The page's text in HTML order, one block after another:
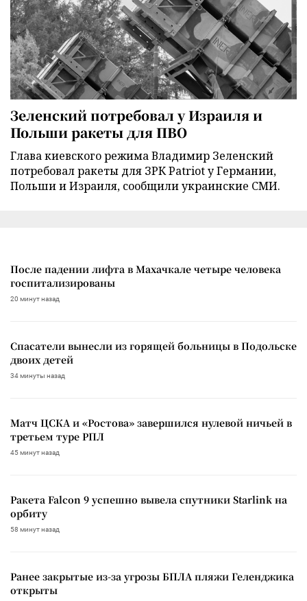
Зеленский потребовал у Израиля и
Польши ракеты для ПВО
Глава киевского режима Владимир Зеленский
потребовал ракеты для ЗРК Patriot у Германии,
Польши и Израиля, сообщили украинские СМИ.
После падении лифта в Махачкале четыре человека
госпитализированы
20 минут назад
Спасатели вынесли из горящей больницы в Подольске
двоих детей
34 минуты назад
Матч ЦСКА и «Ростова» завершился нулевой ничьей в
третьем туре РПЛ
45 минут назад
Ракета Falcon 9 успешно вывела спутники Starlink на
орбиту
58 минут назад
Ранее закрытые из-за угрозы БПЛА пляжи Геленджика
открыты